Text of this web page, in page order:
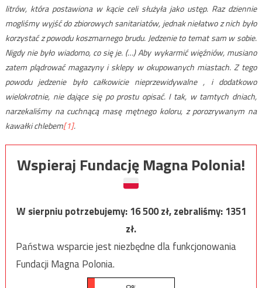
litrów, która postawiona w kącie celi służyła jako ustęp. Raz dziennie
mogliśmy wyjść do zbiorowych sanitariatów, jednak niełatwo z nich było
korzystać z powodu koszmarnego brudu. Jedzenie to temat sam w sobie.
Nigdy nie było wiadomo, co się je. (…) Aby wykarmić więźniów, musiano
zatem plądrować magazyny i sklepy w okupowanych miastach. Z tego
powodu jedzenie było całkowicie nieprzewidywalne , i dodatkowo
wielokrotnie, nie dające się po prostu opisać. I tak, w tamtych dniach,
narzekaliśmy na cuchnącą masę mętnego koloru, z porozrywanym na
kawałki chlebem[1].
Wspieraj Fundację Magna Polonia!
W sierpniu potrzebujemy:16 500zł, zebraliśmy:1351
zł.
Państwa wsparcie jest niezbędne dla funkcjonowania
Fundacji Magna Polonia.